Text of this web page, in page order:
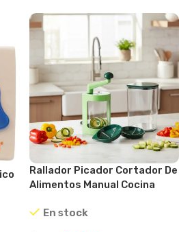
Rallador Picador Cortador De
Alimentos Manual Cocina
En stock